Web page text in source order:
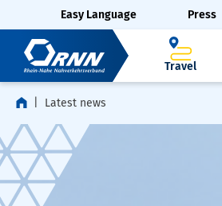
Skip navigation
Skip to footerEasy Language Press
Travel
Latest news